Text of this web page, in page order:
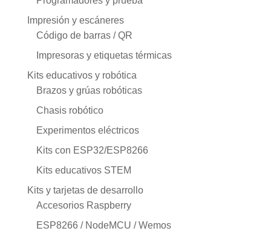
Impresión y escáneres
Código de barras / QR
Impresoras y etiquetas térmicas
Kits educativos y robótica
Brazos y grúas robóticas
Chasis robótico
Experimentos eléctricos
Kits con ESP32/ESP8266
Kits educativos STEM
Kits y tarjetas de desarrollo
Accesorios Raspberry
ESP8266 / NodeMCU / Wemos